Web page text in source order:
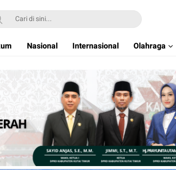
Nasional Internasional Olahraga